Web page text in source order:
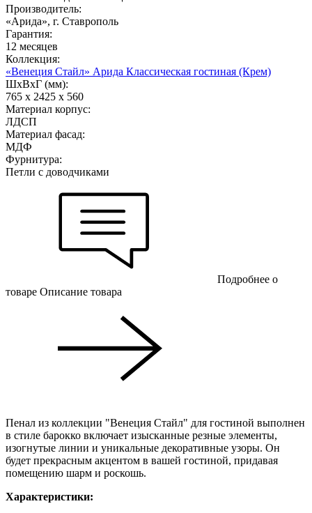
Производитель:
«Арида», г. Ставрополь
Гарантия:
12 месяцев
Коллекция:
«Венеция Стайл» Арида Классическая гостиная (Крем)
ШхВхГ (мм):
765 х 2425 х 560
Материал корпус:
ЛДСП
Материал фасад:
МДФ
Фурнитура:
Петли с доводчиками
Подробнее о
товаре Описание товара
Пенал из коллекции "Венеция Стайл" для гостиной выполнен
в стиле барокко включает изысканные резные элементы,
изогнутые линии и уникальные декоративные узоры. Он
будет прекрасным акцентом в вашей гостиной, придавая
помещению шарм и роскошь.
Характеристики: